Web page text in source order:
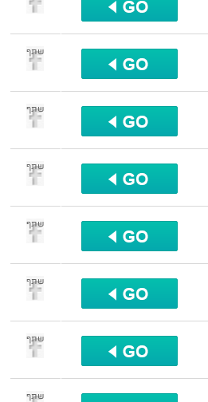
שתף
שתף
שתף
שתף
שתף
שתף
שתף